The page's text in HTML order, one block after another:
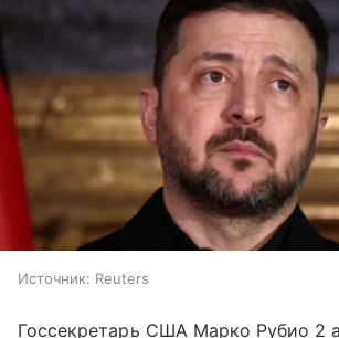
Источник: Reuters
Госсекретарь США Марко Рубио 2